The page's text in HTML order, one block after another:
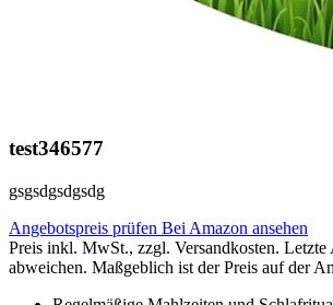
test346577
gsgsdgsdgsdg
Angebotspreis prüfen Bei Amazon ansehen
Preis inkl. MwSt., zzgl. Versandkosten. Letzte
abweichen. Maßgeblich ist der Preis auf der